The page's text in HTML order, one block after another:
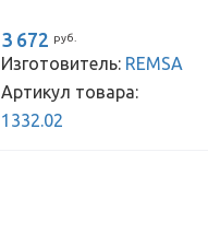
3 672 руб.
Изготовитель: REMSA
Артикул товара:
1332.02